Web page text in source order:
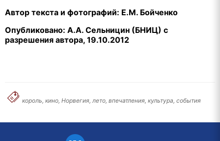
Автор текста и фотографий: Е.М. Бойченко
Опубликовано: А.А. Сельницин (БНИЦ) с
разрешения автора, 19.10.2012
король, кино, Норвегия, лето, впечатления, культура, события